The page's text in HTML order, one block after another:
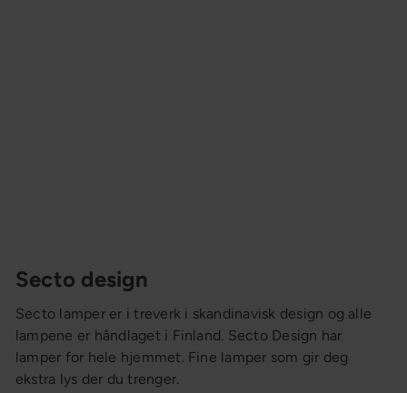
Secto design
Secto lamper er i treverk i skandinavisk design og alle
lampene er håndlaget i Finland. Secto Design har
lamper for hele hjemmet. Fine lamper som gir deg
ekstra lys der du trenger.